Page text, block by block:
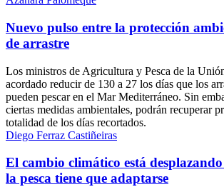
Nuevo pulso entre la protección
de arrastre
Los ministros de Agricultura y Pesca de la
acordado reducir de 130 a 27 los días que los
pueden pescar en el Mar Mediterráneo. Sin
ciertas medidas ambientales, podrán recuperar
totalidad de los días recortados.
Diego Ferraz Castiñeiras
El cambio climático está
la pesca tiene que adaptarse